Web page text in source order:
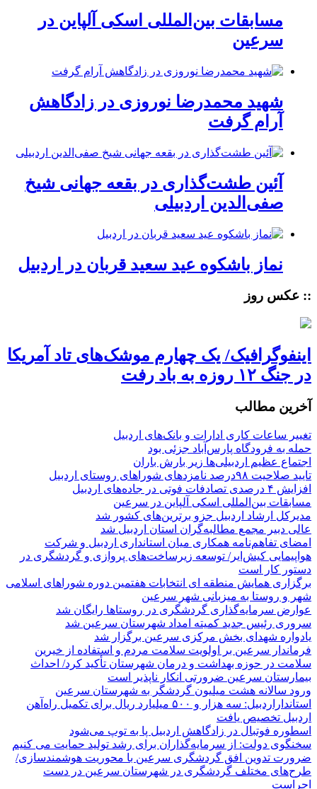
مسابقات بین‌المللی اسکی آلپاین در
سرعین
شهید محمدرضا نوروزی در زادگاهش
آرام گرفت
آئین طشت‌گذاری در بقعه جهانی شیخ
صفی‌الدین اردبیلی
نماز باشکوه عید سعید قربان در اردبیل
:: عکس روز
اینفوگرافیک/ یک چهارم موشک‌های تاد آمریکا
در جنگ ۱۲ روزه به باد رفت
آخرین مطالب
تغییر ساعات کاری ادارات و بانک‌های اردبیل
حمله به فرودگاه پارس‌‌آباد جزئی بود
اجتماع عظیم اردبیلی‌ها زیر بارش باران
تایید صلاحیت ۹۸درصد نامزدهای شوراهای روستای اردبیل
افزایش ۴ درصدی تصادفات فوتی در جاده‌های اردبیل
مسابقات بین‌المللی اسکی آلپاین در سرعین
مدیرکل ارشاد اردبیل جزو برترین‌های کشور شد
عالی دبیر مجمع مطالبه‌گران استان اردبیل شد
امضای تفاهم‌نامه همکاری میان استانداری اردبیل و شرکت
هواپیمایی کیش‌ایر/ توسعه زیرساخت‌های پروازی و گردشگری در
دستور کار است
برگزاری همایش منطقه ای انتخابات هفتمین دوره شوراهای اسلامی
شهر و روستا به میزبانی شهر سرعین
عوارض سرمایه‌گذاری گردشگری در روستاها رایگان شد
سروری رئیس جدید کمیته امداد شهرستان سرعین شد
یادواره شهدای بخش مرکزی سرعین برگزار شد
فرماندار سرعین بر اولویت سلامت مردم و استفاده از خیرین
سلامت در حوزه بهداشت و درمان شهرستان تأکید کرد/ احداث
بیمارستان سرعین ضرورتی انکار ناپذیر است
ورود سالانه هشت میلیون گردشگر به شهرستان سرعین
استانداراردبیل: سه هزار و ۵۰۰ میلیارد ریال برای تکمیل راه‌آهن
اردبیل تخصیص یافت
اسطوره فوتبال در زادگاهش اردبیل پا به توپ می‌شود
سخنگوی دولت: از سرمایه‌گذاران برای رشد تولید حمایت می کنیم
ضرورت تدوین افق گردشگری سرعین با محوریت هوشمندسازی/
طرح‌های مختلف گردشگری در شهرستان سرعین در دست
اجراست